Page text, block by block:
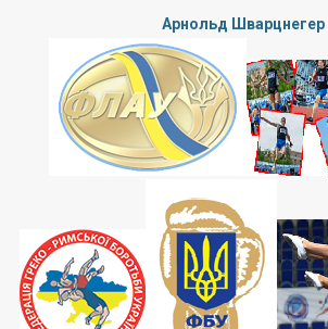
Арнольд Шварцнегер